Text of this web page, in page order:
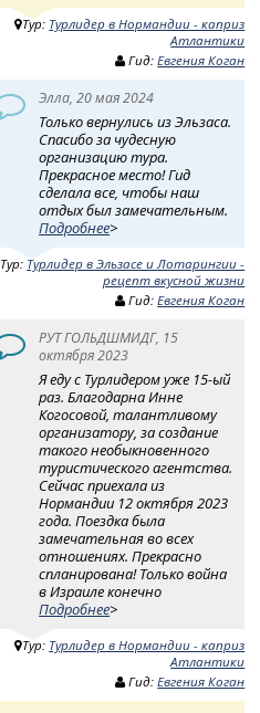
Тур: Турлидер в Нормандии - каприз
Атлантики
Гид:Евгения Коган
Элла, 20 мая 2024
Только вернулись из Эльзаса.
Спасибо за чудесную
организацию тура.
Прекрасное место! Гид
сделала все, чтобы наш
отдых был замечательным.
Подробнее>
Тур: Турлидер в Эльзасе и Лотарингии -
рецепт вкусной жизни
Гид:Евгения Коган
РУТ ГОЛЬДШМИДГ, 15
октября 2023
Я еду с Турлидером уже 15-ый
раз. Благодарна Инне
Когосовой, талантливому
организатору, за создание
такого необыкновенного
туристического агентства.
Сейчас приехала из
Нормандии 12 октября 2023
года. Поездка была
замечательная во всех
отношениях. Прекрасно
спланирована! Только война
в Израиле конечно
Подробнее>
Тур: Турлидер в Нормандии - каприз
Атлантики
Гид:Евгения Коган